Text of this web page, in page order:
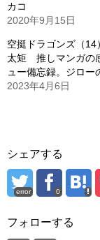
カコ
2020年9月15日
空挺ドラゴンズ（
太矩 推しマンガの
ュー備忘録。ジロー
2023年4月6日
シェアする
error 0
フォローする